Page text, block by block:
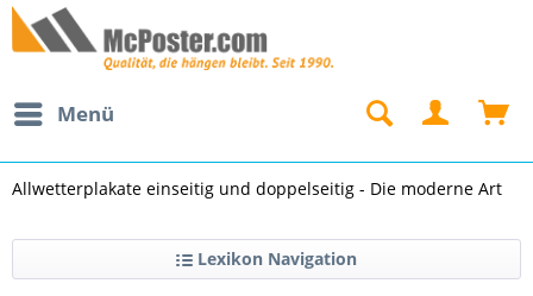
Menü
Allwetterplakate einseitig und doppelseitig - Die moderne Art
Lexikon Navigation